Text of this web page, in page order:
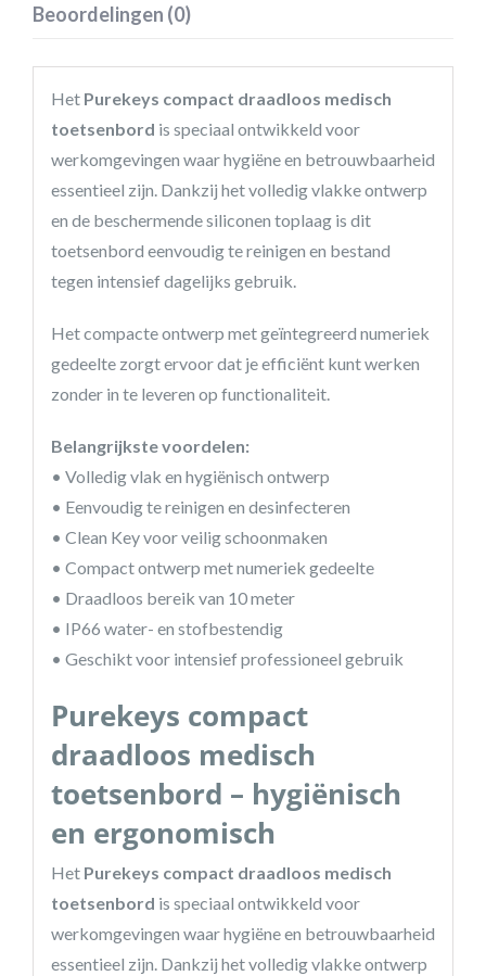
Beoordelingen (0)
Het Purekeys compact draadloos medisch
toetsenbord is speciaal ontwikkeld voor
werkomgevingen waar hygiëne en betrouwbaarheid
essentieel zijn. Dankzij het volledig vlakke ontwerp
en de beschermende siliconen toplaag is dit
toetsenbord eenvoudig te reinigen en bestand
tegen intensief dagelijks gebruik.
Het compacte ontwerp met geïntegreerd numeriek
gedeelte zorgt ervoor dat je efficiënt kunt werken
zonder in te leveren op functionaliteit.
Belangrijkste voordelen:
• Volledig vlak en hygiënisch ontwerp
• Eenvoudig te reinigen en desinfecteren
• Clean Key voor veilig schoonmaken
• Compact ontwerp met numeriek gedeelte
• Draadloos bereik van 10 meter
• IP66 water- en stofbestendig
• Geschikt voor intensief professioneel gebruik
Purekeys compact
draadloos medisch
toetsenbord – hygiënisch
en ergonomisch
Het Purekeys compact draadloos medisch
toetsenbord is speciaal ontwikkeld voor
werkomgevingen waar hygiëne en betrouwbaarheid
essentieel zijn. Dankzij het volledig vlakke ontwerp